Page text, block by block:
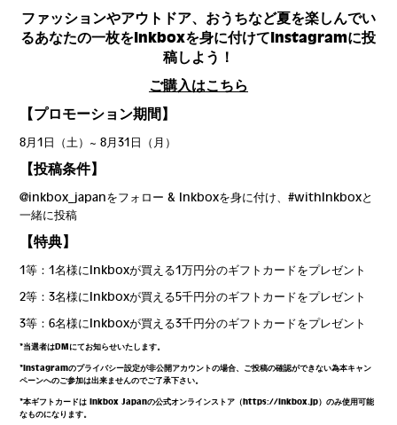
ファッションやアウトドア、おうちなど夏を楽しんでい
るあなたの一枚をInkboxを身に付けてInstagramに投
稿しよう！
ご購入はこちら
【プロモーション期間】
8月1日（土）~ 8月31日（月）
【投稿条件】
@inkbox_japanをフォロー & Inkboxを身に付け、#withInkboxと
一緒に投稿
【特典】
1等：1名様にInkboxが買える1万円分のギフトカードをプレゼント
2等：3名様にInkboxが買える5千円分のギフトカードをプレゼント
3等：6名様にInkboxが買える3千円分のギフトカードをプレゼント
*当選者はDMにてお知らせいたします。
*Instagramのプライバシー設定が非公開アカウントの場合、ご投稿の確認ができない為本キャン
ペーンへのご参加は出来ませんのでご了承下さい。
*本ギフトカードは Inkbox Japanの公式オンラインストア（https://inkbox.jp）のみ使用可能
なものになります。